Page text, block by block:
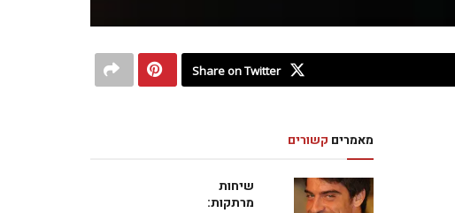
Share on Twitter
מאמרים קשורים
שיחות
מרתקות: